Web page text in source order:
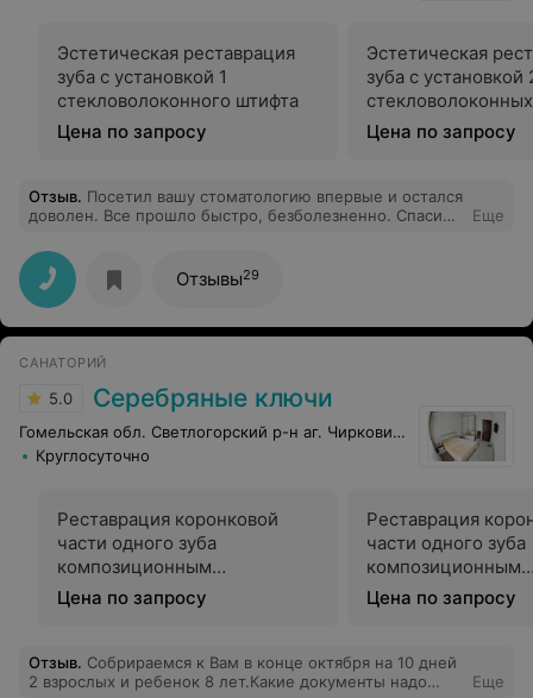
Эстетическая реставрация
зуба с установкой 1
стекловолоконного штифта
Цена по запросу
Эстетическая
зуба с установкой
Цена по запросу
Отзыв. Посетил вашу стоматологию впервые и остался
доволен. Все прошло быстро, безболезненно. Спасибо
Еще
Отзывы29
САНАТОРИЙ
5.0 Серебряные ключи
Гомельская обл. Светлогорский р-н аг. Чирковичи
Круглосуточно
Реставрация коронковой
части одного зуба
композиционным
материалом химического
отвежрдения при лечении
классов по Блэку) с
локализацией полостей
Цена по запросу
Реставрация
части одного зуба
композиционным
материалом
отверждения при
классов по Блэку)
локализацией
Цена по запросу
Отзыв. Собрираемся к Вам в конце октября на 10 дней
2 взрослых и ребенок 8 лет.Какие документы надо
Еще